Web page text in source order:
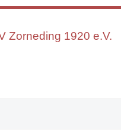
Zorneding 1920 e.V.